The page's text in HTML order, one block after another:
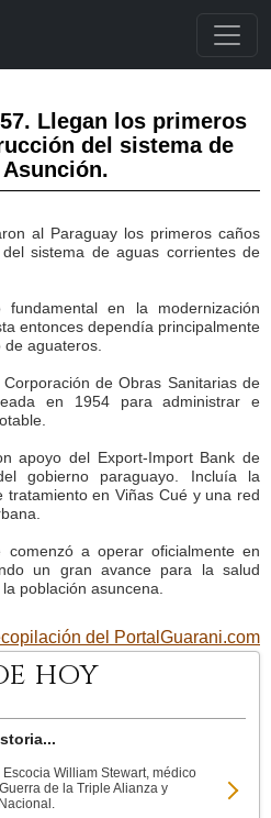
HOY
William Stewart, médico
de la Triple Alianza y
Llegan los primeros
del sistema de
al Paraguay los primeros caños
sistema de aguas corrientes de
en la modernización
entonces dependía principalmente
aguateros.
de Obras Sanitarias de
en 1954 para administrar e
apoyo del Export-Import Bank de
gobierno paraguayo. Incluía la
en Viñas Cué y una red
a operar oficialmente en
un gran avance para la salud
población asuncena.
del PortalGuarani.com